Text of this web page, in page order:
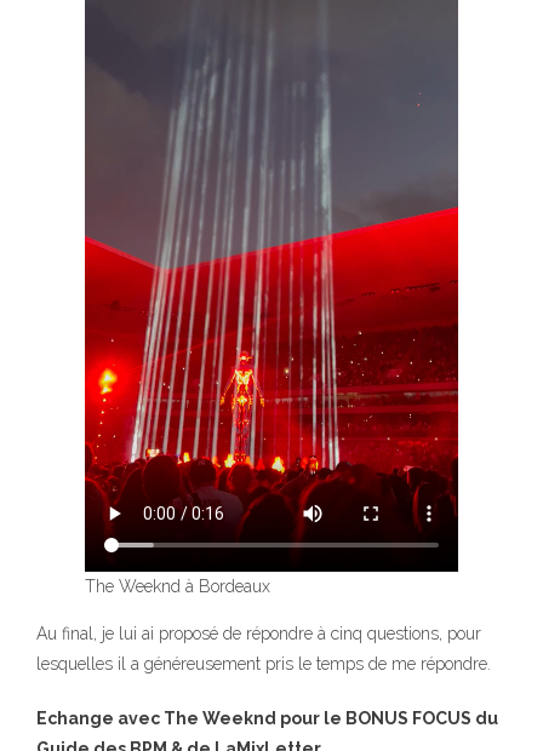
The Weeknd à Bordeaux
Au final, je lui ai proposé de répondre à cinq questions, pour
lesquelles il a généreusement pris le temps de me répondre.
Echange avec The Weeknd pour le BONUS FOCUS du